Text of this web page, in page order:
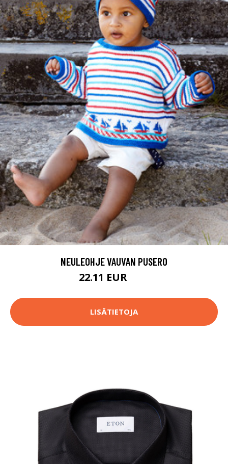
NEULEOHJE VAUVAN PUSERO
22.11 EUR
LISÄTIETOJA